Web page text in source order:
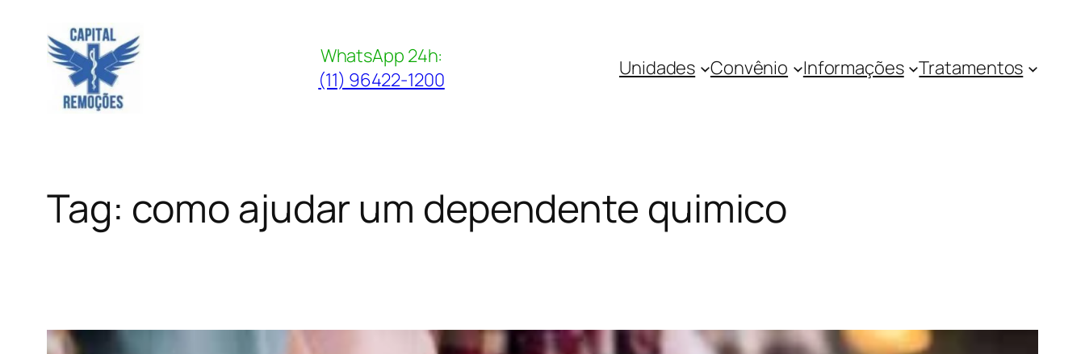
conteúdo
WhatsApp 24h:
(11) 96422-1200
Unidades Convênio Informações Tratamentos
Tag: como ajudar um dependente quimico